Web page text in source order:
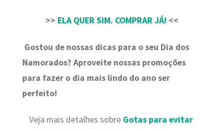
>> ELA QUER SIM. COMPRAR JÁ! <<
Gostou de nossas dicas para o seu Dia dos
Namorados? Aproveite nossas promoções
para fazer o dia mais lindo do ano ser
perfeito!
Veja mais detalhes sobre Gotas para evitar